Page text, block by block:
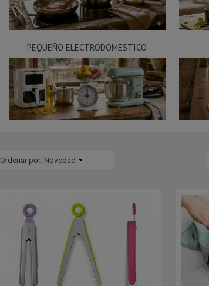
PEQUEÑO ELECTRODOMESTICO
Ordenar por: Novedad